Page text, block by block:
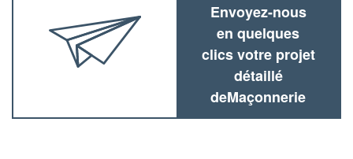
Envoyez-nous
en quelques
clics votre projet
détaillé
deMaçonnerie